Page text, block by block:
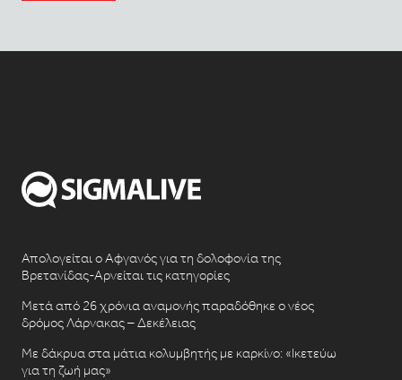
Απολογείται ο Αφγανός για τη δολοφονία της
Βρετανίδας-Αρνείται τις κατηγορίες
Μετά από 26 χρόνια αναμονής παραδόθηκε ο νέος
δρόμος Λάρνακας – Δεκέλειας
Με δάκρυα στα μάτια κολυμβητής με καρκίνο: «Ικετεύω
για τη ζωή μας»